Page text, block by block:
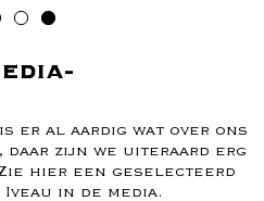
er al aardig wat over ons
daar zijn we uiteraard erg
hier een geselecteerd
in de media.